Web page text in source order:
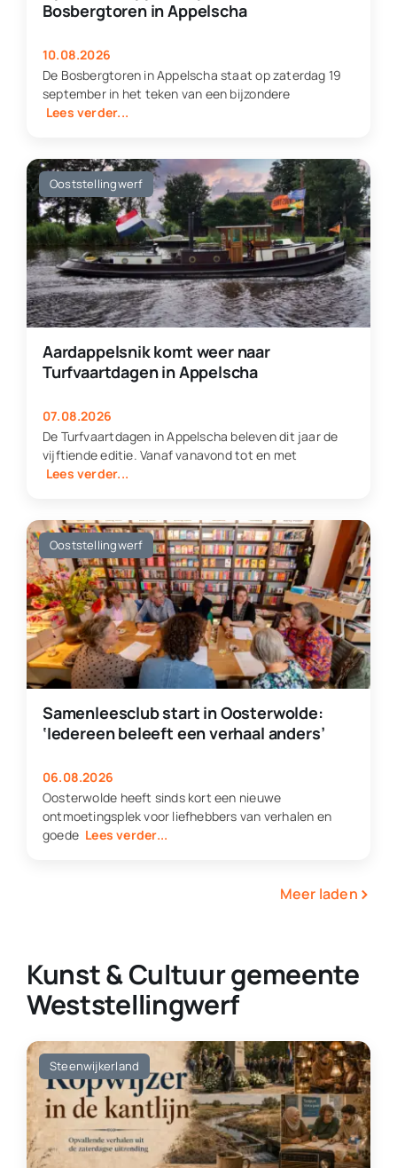
Bosbergtoren in Appelscha
10.08.2026
De Bosbergtoren in Appelscha staat op zaterdag 19
september in het teken van een bijzondere
Lees verder...
Ooststellingwerf
Aardappelsnik komt weer naar
Turfvaartdagen in Appelscha
07.08.2026
De Turfvaartdagen in Appelscha beleven dit jaar de
vijftiende editie. Vanaf vanavond tot en met
Lees verder...
Ooststellingwerf
Samenleesclub start in Oosterwolde:
‘Iedereen beleeft een verhaal anders’
06.08.2026
Oosterwolde heeft sinds kort een nieuwe
ontmoetingsplek voor liefhebbers van verhalen en
goede Lees verder...
Meer laden ›
Kunst & Cultuur gemeente
Weststellingwerf
Steenwijkerland